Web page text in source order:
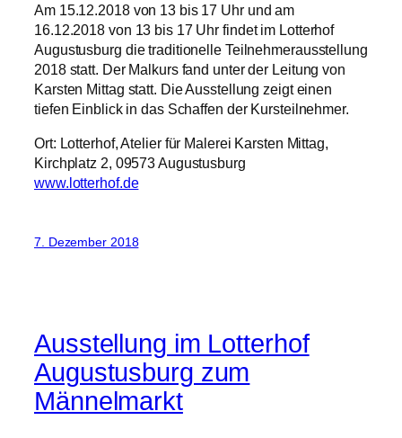
Am 15.12.2018 von 13 bis 17 Uhr und am
16.12.2018 von 13 bis 17 Uhr findet im Lotterhof
Augustusburg die traditionelle Teilnehmerausstellung
2018 statt. Der Malkurs fand unter der Leitung von
Karsten Mittag statt. Die Ausstellung zeigt einen
tiefen Einblick in das Schaffen der Kursteilnehmer.
Ort: Lotterhof, Atelier für Malerei Karsten Mittag,
Kirchplatz 2, 09573 Augustusburg
www.lotterhof.de
7. Dezember 2018
Ausstellung im Lotterhof
Augustusburg zum
Männelmarkt